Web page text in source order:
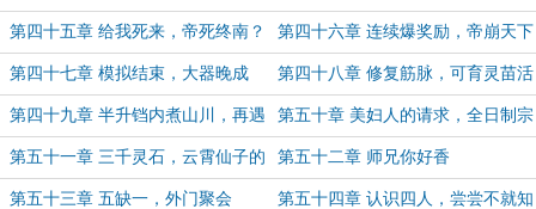
（求追读，上高速 （求追读，求追读）
第四十五章 给我死来，帝死终南？ 第四十六章 连续爆奖励，帝崩天下
乱
第四十七章 模拟结束，大器晚成 第四十八章 修复筋脉，可育灵苗活
万年
第四十九章 半升铛内煮山川，再遇
美妇人
第五十章 美妇人的请求，全日制宗
门
第五十一章 三千灵石，云霄仙子的
含金量
第五十二章 师兄你好香
第五十三章 五缺一，外门聚会 第五十四章 认识四人，尝尝不就知